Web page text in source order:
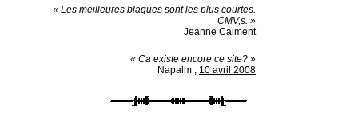
« Les meilleures blagues sont les plus courtes.
CMV,s. »
Jeanne Calment
« Ca existe encore ce site? »
Napalm , 10 avril 2008